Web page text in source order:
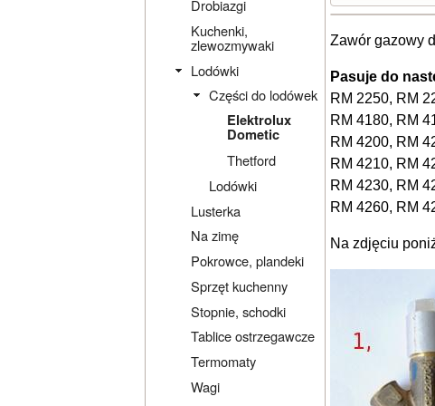
Drobiazgi
Kuchenki,
zlewozmywaki
Lodówki
Części do lodówek
Elektrolux
Dometic
Thetford
Lodówki
Lusterka
Na zimę
Pokrowce, plandeki
Sprzęt kuchenny
Stopnie, schodki
Tablice ostrzegawcze
Termomaty
Wagi
Zawór gazowy
Pasuje do
RM 2250, RM
RM 4180, RM
RM 4200, RM
RM 4210, RM
RM 4230, RM
RM 4260, RM
Na zdjęciu